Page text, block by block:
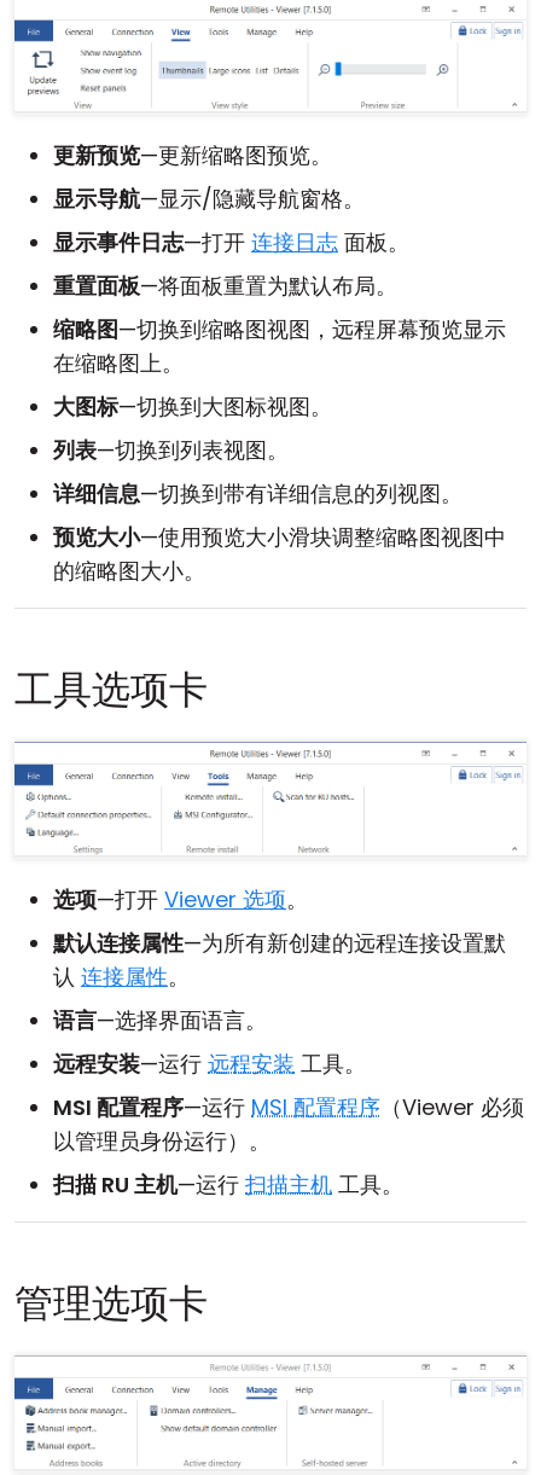
更新预览—更新缩略图预览。
显示导航—显示/隐藏导航窗格。
显示事件日志—打开 连接日志 面板。
重置面板—将面板重置为默认布局。
缩略图—切换到缩略图视图，远程屏幕预览显示
在缩略图上。
大图标—切换到大图标视图。
列表—切换到列表视图。
详细信息—切换到带有详细信息的列视图。
预览大小—使用预览大小滑块调整缩略图视图中
的缩略图大小。
工具选项卡
选项—打开 Viewer 选项。
默认连接属性—为所有新创建的远程连接设置默
认 连接属性。
语言—选择界面语言。
远程安装—运行 远程安装 工具。
MSI 配置程序—运行 MSI 配置程序 （Viewer 必须
以管理员身份运行）。
扫描 RU 主机—运行 扫描主机 工具。
管理选项卡